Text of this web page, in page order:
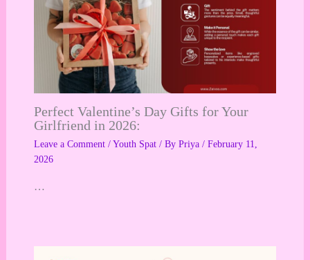
Perfect Valentine’s Day Gifts for Your
Girlfriend in 2026:
Leave a Comment / Youth Spat/ By Priya / February 11,
2026
…